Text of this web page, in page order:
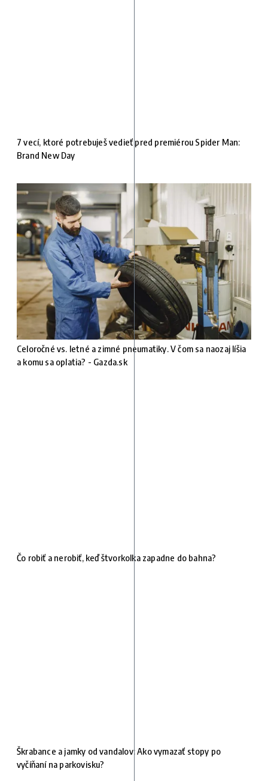
7 vecí, ktoré potrebuješ vedieť pred premiérou Spider Man:
Brand New Day
Celoročné vs. letné a zimné pneumatiky. V čom sa naozaj líšia
a komu sa oplatia? - Gazda.sk
Čo robiť a nerobiť, keď štvorkolka zapadne do bahna?
Škrabance a jamky od vandalov: Ako vymazať stopy po
vyčíňaní na parkovisku?